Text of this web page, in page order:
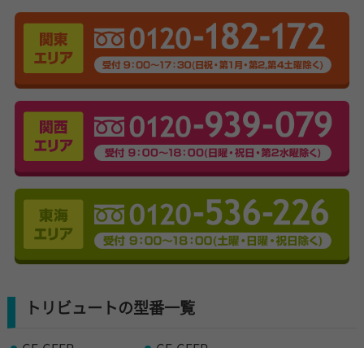
トリビュートの型番一覧